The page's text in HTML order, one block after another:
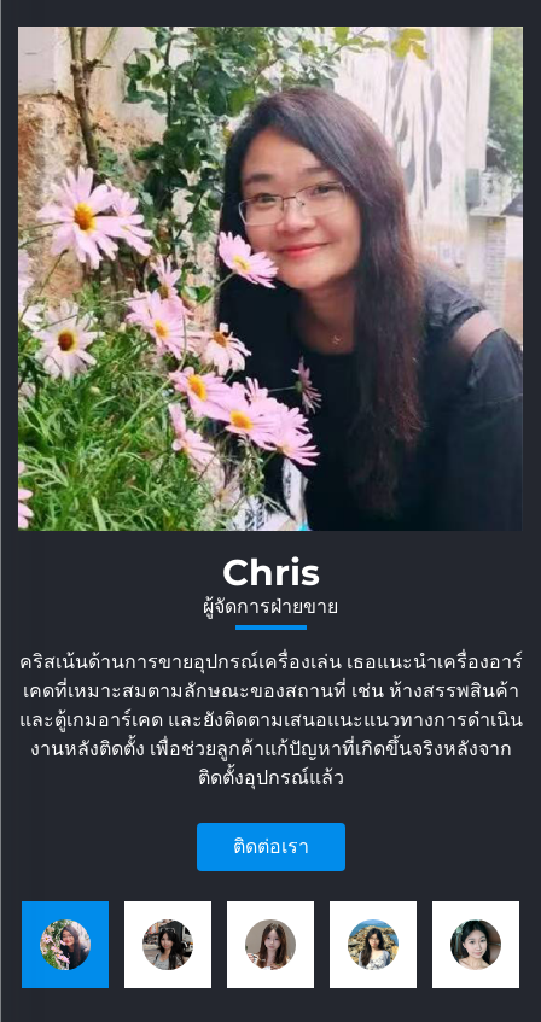
อาร์
นค้า
เนิน
าก
เชอร์รี่
ผู้จัดการฝ่ายขาย
เชอร์รี่เชี่ยวชาญด้านการค้าอาร์เคกระดับนานาชาติ เธอ
เข้าใจมาตรฐานและความต้องการของตลาดต่างประเทศ ไ
เพียงแต่จัดหาอุปกรณ์ที่สอดคล้องตามข้อกำหนด แต่ยัง
ประสานงานสนับสนุนทางเทคนิคหลายภาษา เพื่อช่วยเหลื
ลูกค้าในการเชื่อมโยงธุรกิจกับต่างประเทศ
ติดต่อเรา